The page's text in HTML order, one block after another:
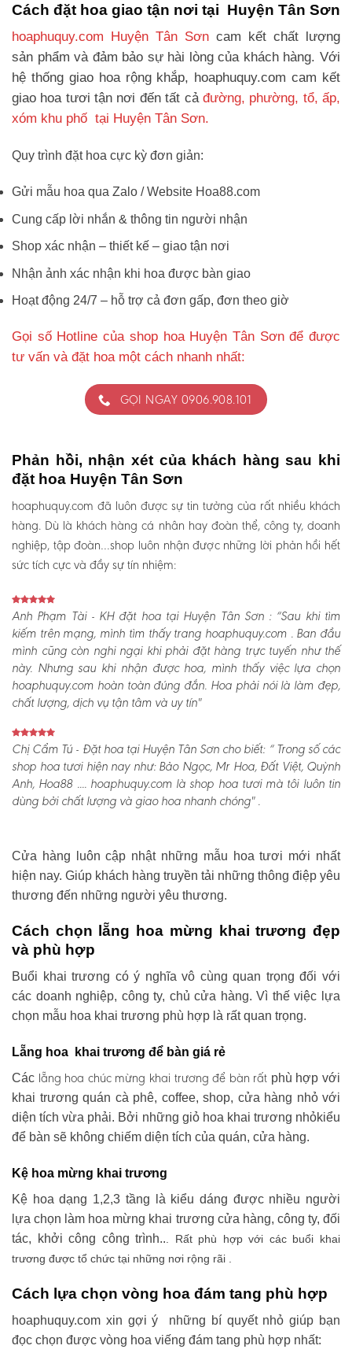
Cách đặt hoa giao tận nơi tại Huyện Tân Sơn
hoaphuquy.com Huyện Tân Sơn cam kết chất lượng
sản phẩm và đảm bảo sự hài lòng của khách hàng. Với
hệ thống giao hoa rộng khắp, hoaphuquy.com cam kết
giao hoa tươi tận nơi đến tất cả đường, phường, tổ, ấp,
xóm khu phố tại Huyện Tân Sơn.
Quy trình đặt hoa cực kỳ đơn giản:
Gửi mẫu hoa qua Zalo / Website Hoa88.com
Cung cấp lời nhắn & thông tin người nhận
Shop xác nhận – thiết kế – giao tận nơi
Nhận ảnh xác nhận khi hoa được bàn giao
Hoạt động 24/7 – hỗ trợ cả đơn gấp, đơn theo giờ
Gọi số Hotline của shop hoa Huyện Tân Sơn để được
tư vấn và đặt hoa một cách nhanh nhất:
GỌI NGAY 0906.908.101
Phản hồi, nhận xét của khách hàng sau khi
đặt hoa Huyện Tân Sơn
hoaphuquy.com đã luôn được sự tin tưởng của rất nhiều khách
hàng. Dù là khách hàng cá nhân hay đoàn thể, công ty, doanh
nghiệp, tập đoàn…shop luôn nhận được những lời phản hồi hết
sức tích cực và đầy sự tín nhiệm:
Anh Phạm Tài - KH đặt hoa tại Huyện Tân Sơn :“Sau khi tìm
kiếm trên mạng, mình tìm thấy trang hoaphuquy.com . Ban đầu
mình cũng còn nghi ngại khi phải đặt hàng trực tuyến như thế
này. Nhưng sau khi nhận được hoa, mình thấy việc lựa chọn
hoaphuquy.com hoàn toàn đúng đắn. Hoa phải nói là làm đẹp,
chất lượng, dịch vụ tận tâm và uy tín"
Chị Cẩm Tú - Đặt hoa tại Huyện Tân Sơn cho biết:“ Trong số các
shop hoa tươi hiện nay như: Bảo Ngọc, Mr Hoa, Đất Việt, Quỳnh
Anh, Hoa88 .... hoaphuquy.com là shop hoa tươi mà tôi luôn tin
dùng bởi chất lượng và giao hoa nhanh chóng" .
Cửa hàng luôn cập nhật những mẫu hoa tươi mới nhất
hiện nay. Giúp khách hàng truyền tải những thông điệp yêu
thương đến những người yêu thương.
Cách chọn lẵng hoa mừng khai trương đẹp
và phù hợp
Buổi khai trương có ý nghĩa vô cùng quan trọng đối với
các doanh nghiệp, công ty, chủ cửa hàng. Vì thế việc lựa
chọn mẫu hoa khai trương phù hợp là rất quan trọng.
Lẵng hoa khai trương để bàn giá rẻ
Các lẵng hoa chúc mừng khai trương để bàn rất phù hợp với
khai trương quán cà phê, coffee, shop, cửa hàng nhỏ với
diện tích vừa phải. Bởi những giỏ hoa khai trương nhỏkiểu
để bàn sẽ không chiếm diện tích của quán, cửa hàng.
Kệ hoa mừng khai trương
Kệ hoa dạng 1,2,3 tầng là kiểu dáng được nhiều người
lựa chọn làm hoa mừng khai trương cửa hàng, công ty, đối
tác, khởi công công trình.. . Rất phù hợp với các buổi khai
trương được tổ chức tại những nơi rộng rãi .
Cách lựa chọn vòng hoa đám tang phù hợp
hoaphuquy.com xin gợi ý những bí quyết nhỏ giúp bạn
đọc chọn được vòng hoa viếng đám tang phù hợp nhất: